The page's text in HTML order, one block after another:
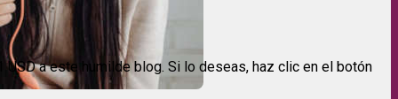
USD a este humilde blog. Si lo deseas, haz clic en el botón